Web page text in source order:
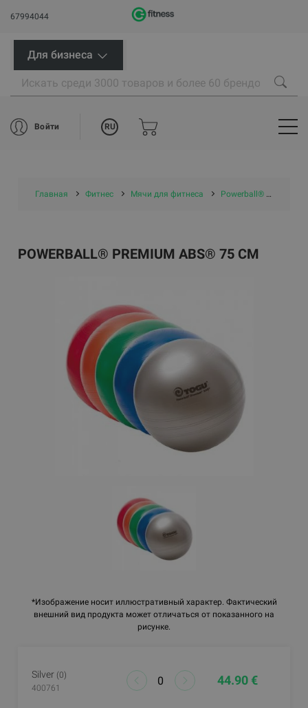
67994044
Для бизнеса
Войти RU
Главная Фитнес Мячи для фитнеса Powerball® Premium ABS® 75 cm
*Изображение носит иллюстративный характер. Фактический
внешний вид продукта может отличаться от показанного на
рисунке.
POWERBALL® PREMIUM ABS® 75 CM
Silver (0)
400761
44.90 €